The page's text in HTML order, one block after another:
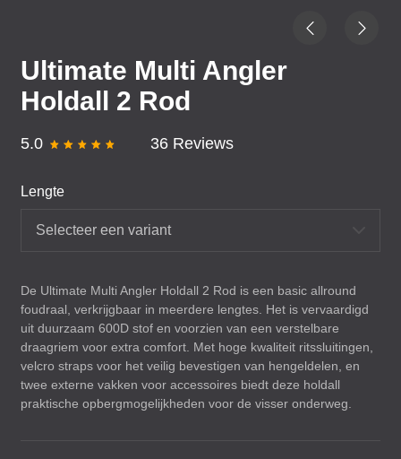
Ultimate Multi Angler
Holdall 2 Rod
5.0 36 Reviews
Lengte
Selecteer een variant
De Ultimate Multi Angler Holdall 2 Rod is een basic allround
foudraal, verkrijgbaar in meerdere lengtes. Het is vervaardigd
uit duurzaam 600D stof en voorzien van een verstelbare
draagriem voor extra comfort. Met hoge kwaliteit ritssluitingen,
velcro straps voor het veilig bevestigen van hengeldelen, en
twee externe vakken voor accessoires biedt deze holdall
praktische opbergmogelijkheden voor de visser onderweg.